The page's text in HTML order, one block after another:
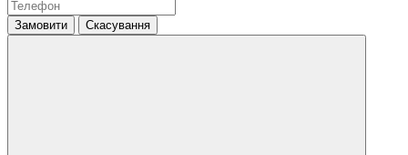
Замовити Скасування